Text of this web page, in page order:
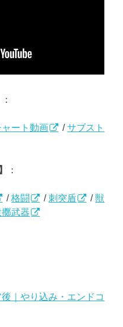
：
ート動画 /サブスト
：
/格闘 /刺突盾 /獣
擲武器
後｜やり込み・エンドコ